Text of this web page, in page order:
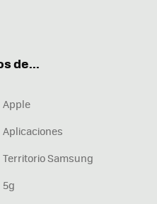
de...
Apple
Aplicaciones
Territorio Samsung
5g